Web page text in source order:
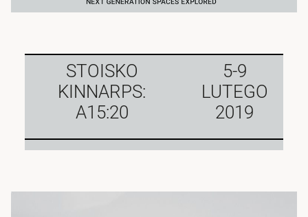
STOISKO
KINNARPS:
A15:20
5-9
LUTEGO
2019